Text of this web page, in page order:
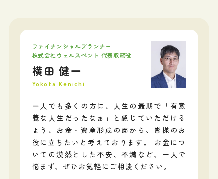
ファイナンシャルプランナー
株式会社ウェルスペント 代表取締役
横田 健一
Yokota Kenichi
一人でも多くの方に、人生の最期で「有意
義な人生だったなぁ」と感じていただける
よう、お金・資産形成の面から、皆様のお
役に立ちたいと考えております。 お金につ
いての漠然とした不安、不満など、一人で
悩まず、ぜひお気軽にご相談ください。